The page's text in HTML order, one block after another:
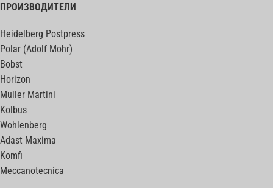
ПРОИЗВОДИТЕЛИ
Heidelberg Postpress
Polar (Adolf Mohr)
Bobst
Horizon
Muller Martini
Kolbus
Wohlenberg
Adast Maxima
Komfi
Meccanotecnica